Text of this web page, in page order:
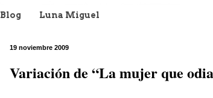
Blog Luna Miguel
19 noviembre 2009
Variación de “La mujer que